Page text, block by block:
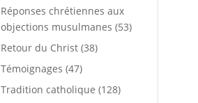
Réponses chrétiennes aux
objections musulmanes (53)
Retour du Christ (38)
Témoignages (47)
Tradition catholique (128)